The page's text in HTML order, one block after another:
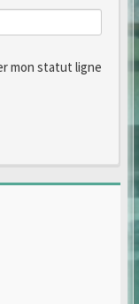
mon statut ligne